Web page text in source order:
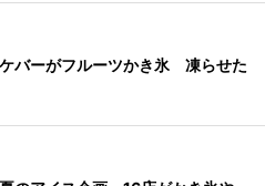
バーがフルーツかき氷 凍らせた